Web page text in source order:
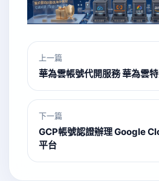
上一篇
華為雲帳號代開服務 華為雲
下一篇
GCP帳號認證辦理 Google
平台